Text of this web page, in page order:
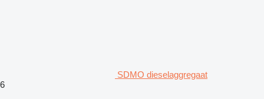
SDMO dieselaggregaat
6